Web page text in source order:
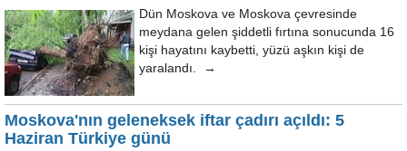
Dün Moskova ve Moskova çevresinde
meydana gelen şiddetli fırtına sonucunda 16
kişi hayatını kaybetti, yüzü aşkın kişi de
yaralandı. →
Moskova'nın geleneksek iftar çadırı açıldı: 5
Haziran Türkiye günü